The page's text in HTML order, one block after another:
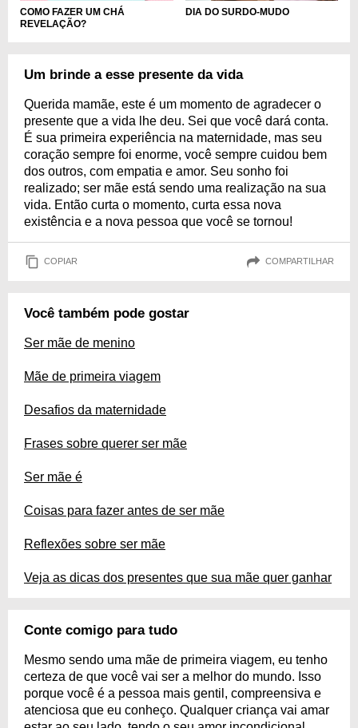
COMO FAZER UM CHÁ
REVELAÇÃO?
DIA DO SURDO-MUDO
Um brinde a esse presente da vida
Querida mamãe, este é um momento de agradecer o
presente que a vida lhe deu. Sei que você dará conta.
É sua primeira experiência na maternidade, mas seu
coração sempre foi enorme, você sempre cuidou bem
dos outros, com empatia e amor. Seu sonho foi
realizado; ser mãe está sendo uma realização na sua
vida. Então curta o momento, curta essa nova
existência e a nova pessoa que você se tornou!
COPIAR COMPARTILHAR
Você também pode gostar
Ser mãe de menino
Mãe de primeira viagem
Desafios da maternidade
Frases sobre querer ser mãe
Ser mãe é
Coisas para fazer antes de ser mãe
Reflexões sobre ser mãe
Veja as dicas dos presentes que sua mãe quer ganhar
Conte comigo para tudo
Mesmo sendo uma mãe de primeira viagem, eu tenho
certeza de que você vai ser a melhor do mundo. Isso
porque você é a pessoa mais gentil, compreensiva e
atenciosa que eu conheço. Qualquer criança vai amar